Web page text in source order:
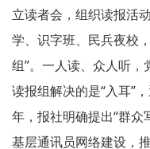
立读者会，组织读报活
学、识字班、民兵夜校
组”。一人读、众人听，
读报组解决的是“入耳”
年，报社明确提出“群众
基层通讯员网络建设，